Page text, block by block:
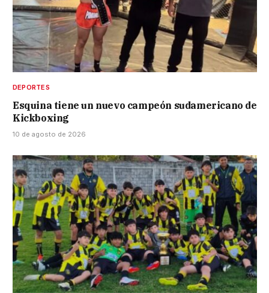
DEPORTES
Esquina tiene un nuevo campeón sudamericano de
Kickboxing
10 de agosto de 2026